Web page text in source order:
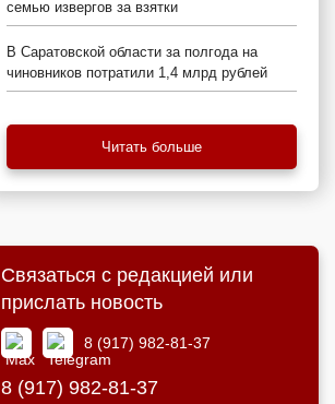
семью извергов за взятки
В Саратовской области за полгода на
чиновников потратили 1,4 млрд рублей
Читать больше
Связаться с редакцией или
прислать новость
8 (917) 982-81-37
8 (917) 982-81-37